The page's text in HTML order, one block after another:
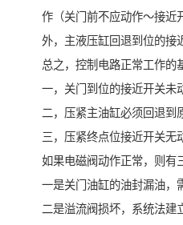
作（关门前不应动作～接近
外，主液压缸回退到位的接
总之，控制电路正常工作的
一，关门到位的接近开关未
二，压紧主油缸必须回退到
三，压紧终点位接近开关无
如果电磁阀动作正常，则有
一是关门油缸的油封漏油，
二是溢流阀损坏，系统法建